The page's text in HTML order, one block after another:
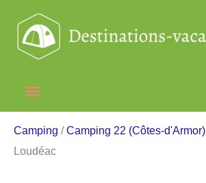
contenu
Menu
principal
Camping /Camping 22 (Côtes-d'Armor)
Loudéac